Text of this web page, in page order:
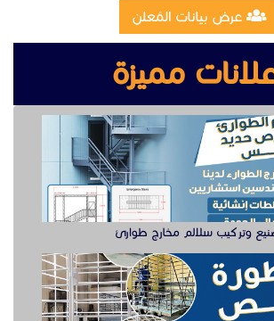
عرض بيانات المُعلن
مميزة
وتركيب سلالم مخارج طوارئ